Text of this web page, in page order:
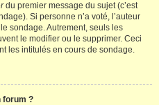
du premier message du sujet (c’est
Si personne n’a voté, l’auteur
sondage. Autrement, seuls les
le modifier ou le supprimer. Ceci
les intitulés en cours de sondage.
forum ?